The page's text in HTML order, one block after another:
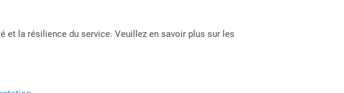
et la résilience du service. Veuillez en savoir plus sur les